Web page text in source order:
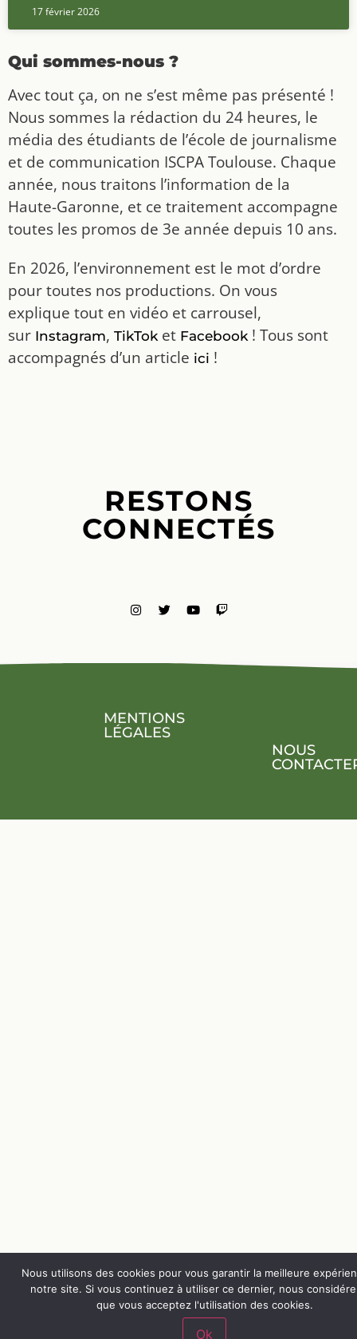
17 février 2026
Qui sommes-nous ?
Avec tout ça, on ne s’est même pas présenté !
Nous sommes la rédaction du 24 heures, le
média des étudiants de l’école de journalisme
et de communication ISCPA Toulouse. Chaque
année, nous traitons l’information de la
Haute-Garonne, et ce traitement accompagne
toutes les promos de 3e année depuis 10 ans.
En 2026, l’environnement est le mot d’ordre
pour toutes nos productions. On vous
explique tout en vidéo et carrousel,
sur Instagram, TikToket Facebook! Tous sont
accompagnés d’un article ici !
RESTONS
CONNECTÉS
MENTIONS
LÉGALES
NOUS
Nous utilisons des cookies pour vous garantir la meilleure
notre site. Si vous continuez à utiliser ce dernier, nous
que vous acceptez l'utilisation des cookies.
Ok